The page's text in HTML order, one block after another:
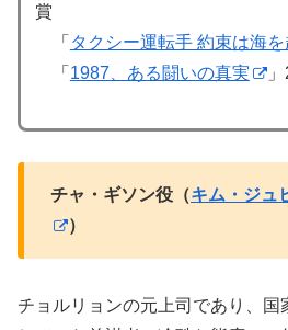
賞
「 タクシー運転手 約束は海を
「 1987、ある闘いの真実 」
チャ・ギソン役（キム・ジュ
）
チョルリョンの元上司であり、国